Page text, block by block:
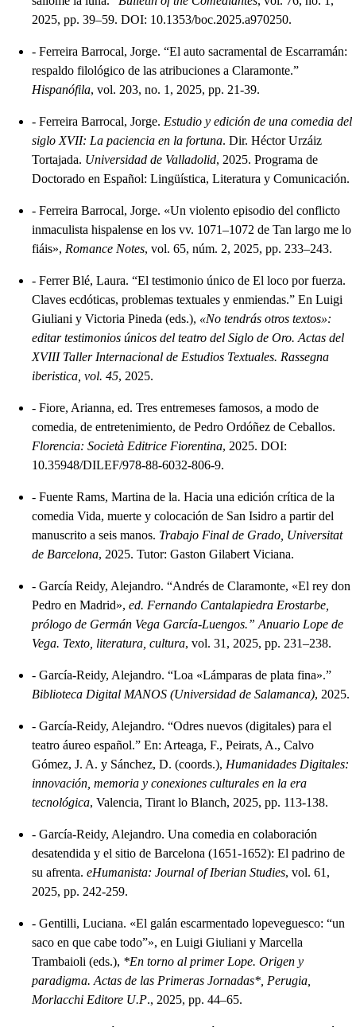
2025, pp. 39–59. DOI: 10.1353/boc.2025.a970250.
- Ferreira Barrocal, Jorge. “El auto sacramental de Escarramán:
respaldo filológico de las atribuciones a Claramonte.”
Hispanófila, vol. 203, no. 1, 2025, pp. 21-39.
- Ferreira Barrocal, Jorge. Estudio y edición de una comedia del
siglo XVII: La paciencia en la fortuna. Dir. Héctor Urzáiz
Tortajada. Universidad de Valladolid, 2025. Programa de
Doctorado en Español: Lingüística, Literatura y Comunicación.
- Ferreira Barrocal, Jorge. «Un violento episodio del conflicto
inmaculista hispalense en los vv. 1071–1072 de Tan largo me lo
fiáis», Romance Notes, vol. 65, núm. 2, 2025, pp. 233–243.
- Ferrer Blé, Laura. “El testimonio único de El loco por fuerza.
Claves ecdóticas, problemas textuales y enmiendas.” En Luigi
Giuliani y Victoria Pineda (eds.), «No tendrás otros textos»:
editar testimonios únicos del teatro del Siglo de Oro. Actas del
XVIII Taller Internacional de Estudios Textuales. Rassegna
iberistica, vol. 45, 2025.
- Fiore, Arianna, ed. Tres entremeses famosos, a modo de
comedia, de entretenimiento, de Pedro Ordóñez de Ceballos.
Florencia: Società Editrice Fiorentina, 2025. DOI:
10.35948/DILEF/978-88-6032-806-9.
- Fuente Rams, Martina de la. Hacia una edición crítica de la
comedia Vida, muerte y colocación de San Isidro a partir del
manuscrito a seis manos. Trabajo Final de Grado, Universitat
de Barcelona, 2025. Tutor: Gaston Gilabert Viciana.
- García Reidy, Alejandro. “Andrés de Claramonte, «El rey don
Pedro en Madrid», ed. Fernando Cantalapiedra Erostarbe,
prólogo de Germán Vega García-Luengos.” Anuario Lope de
Vega. Texto, literatura, cultura, vol. 31, 2025, pp. 231–238.
- García-Reidy, Alejandro. “Loa «Lámparas de plata fina».”
Biblioteca Digital MANOS (Universidad de Salamanca), 2025.
- García-Reidy, Alejandro. “Odres nuevos (digitales) para el
teatro áureo español.” En: Arteaga, F., Peirats, A., Calvo
Gómez, J. A. y Sánchez, D. (coords.), Humanidades Digitales:
innovación, memoria y conexiones culturales en la era
tecnológica, Valencia, Tirant lo Blanch, 2025, pp. 113-138.
- García-Reidy, Alejandro. Una comedia en colaboración
desatendida y el sitio de Barcelona (1651-1652): El padrino de
su afrenta. eHumanista: Journal of Iberian Studies, vol. 61,
2025, pp. 242-259.
- Gentilli, Luciana. «El galán escarmentado lopeveguesco: “un
saco en que cabe todo”», en Luigi Giuliani y Marcella
Trambaioli (eds.), *En torno al primer Lope. Origen y
paradigma. Actas de las Primeras Jornadas*, Perugia,
Morlacchi Editore U.P., 2025, pp. 44–65.